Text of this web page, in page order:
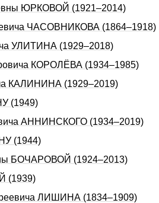
ЮРКОВОЙ (1921–2014)
ЧАСОВНИКОВА (1864–1918)
УЛИТИНА (1929–2018)
КОРОЛЁВА (1934–1985)
КАЛИНИНА (1929–2019)
(1949)
АННИНСКОГО (1934–2019)
(1944)
БОЧАРОВОЙ (1924–2013)
(1939)
ЛИШИНА (1834–1909)